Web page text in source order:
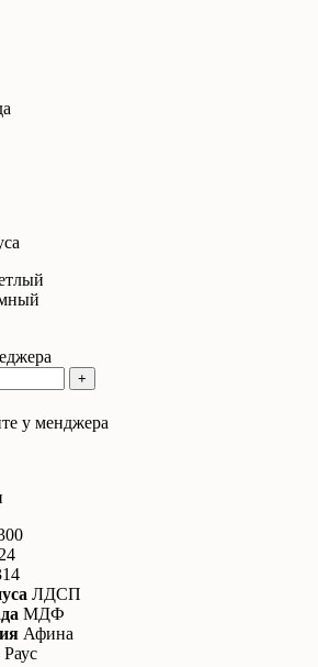
+
у менджера
ЛДСП
МДФ
Афина
Раус